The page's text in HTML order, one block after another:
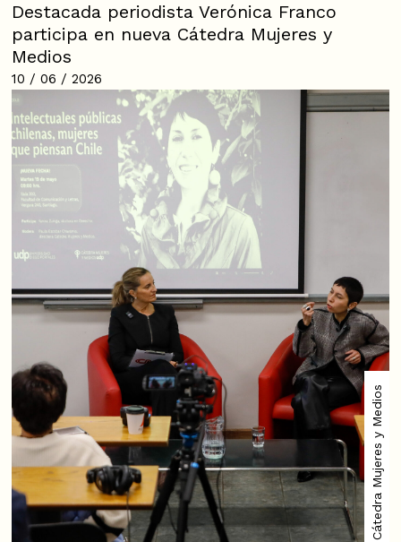
Destacada periodista Verónica Franco
participa en nueva Cátedra Mujeres y
Medios
10 / 06 / 2026
Cátedra Mujeres y Medios